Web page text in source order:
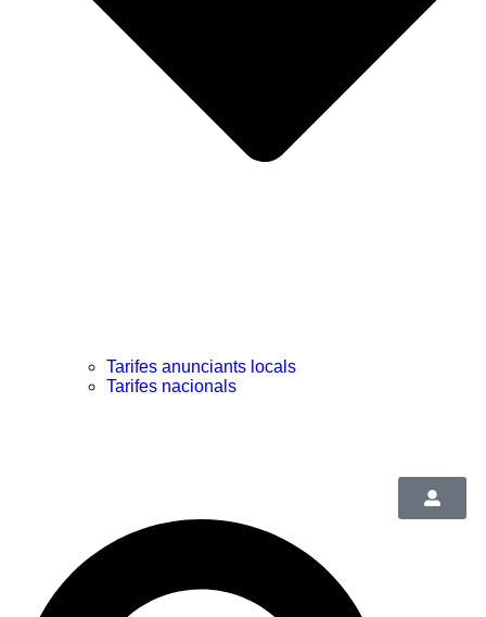
Tarifes anunciants locals
Tarifes nacionals